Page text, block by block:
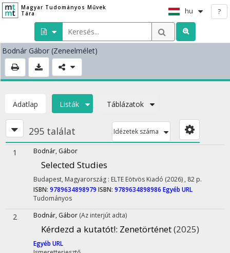
Magyar Tudományos Művek
Tára
hu ?
Bodnár Gábor (Zeneelmélet)
Adatlap Listák Táblázatok
295 találat Idézetek száma
1 Bodnár, Gábor
Selected Studies
Budapest, Magyarország : ELTE Eötvös Kiadó (2026) , 82 p.
ISBN: 9789634898979 ISBN: 9789634898986 Egyéb URL
Tudományos
2 Bodnár, Gábor (Az interjút adta)
Kérdezd a kutatót!: Zenetörténet(2025)
Egyéb URL